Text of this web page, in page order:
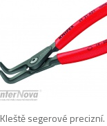
Kleště segerové precizní.